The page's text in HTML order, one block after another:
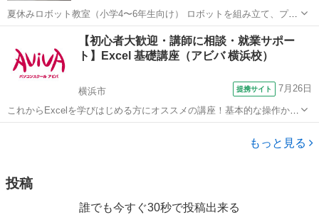
夏休みロボット教室（小学4〜6年生向け） ロボットを組み立て、プロ
グラミングして、実際に走らせる体験講座です。 ▼ライントレースの
短い動画はこちら https://youtu.be/co5L9v-THOc 初...
弘明寺駅 プログラミング 夏休み
【初心者大歓迎・講師に相談・就業サポー
ト】Excel 基礎講座（アビバ 横浜校）
横浜市 提携サイト 7月26日
これからExcelを学びはじめる方にオススメの講座！基本的な操作から
関数やグラフ作成など、表計算ソフトであるExcelの醍醐味を学ぶ事が
もっと見る
投稿
誰でも今すぐ30秒で投稿出来る